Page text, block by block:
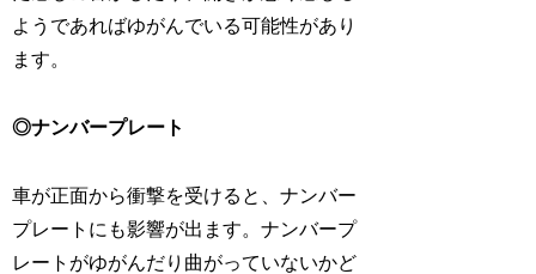
ようであればゆがんでいる可能性があり
ます。
◎ナンバープレート
車が正面から衝撃を受けると、ナンバー
プレートにも影響が出ます。ナンバープ
レートがゆがんだり曲がっていないかど